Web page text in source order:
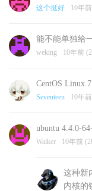
这个挺好 10年
能不能单独给
weking 10年前
CentOS Linux
Seventeen 10年
ubuntu 4.4.0-
Walker 10年前
这种新
内核的